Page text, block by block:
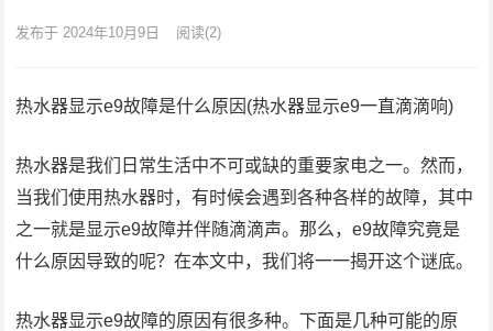
发布于 2024年10月9日 阅读(2)
热水器显示e9故障是什么原因(热水器显示e9一直滴滴响)
热水器是我们日常生活中不可或缺的重要家电之一。然而，
当我们使用热水器时，有时候会遇到各种各样的故障，其中
之一就是显示e9故障并伴随滴滴声。那么，e9故障究竟是
什么原因导致的呢？在本文中，我们将一一揭开这个谜底。
热水器显示e9故障的原因有很多种。下面是几种可能的原